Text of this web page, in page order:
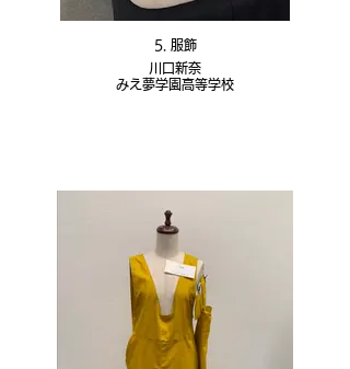
5. 服飾
川口新奈
みえ夢学園高等学校